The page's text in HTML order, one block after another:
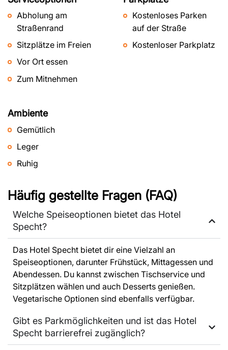
Abholung am
Straßenrand
Sitzplätze im Freien
Vor Ort essen
Zum Mitnehmen
Kostenloses Parken
auf der Straße
Kostenloser Parkplatz
Ambiente
Gemütlich
Leger
Ruhig
Häufig gestellte Fragen (FAQ)
Welche Speiseoptionen bietet das Hotel
Specht?
Das Hotel Specht bietet dir eine Vielzahl an
Speiseoptionen, darunter Frühstück, Mittagessen und
Abendessen. Du kannst zwischen Tischservice und
Sitzplätzen wählen und auch Desserts genießen.
Vegetarische Optionen sind ebenfalls verfügbar.
Gibt es Parkmöglichkeiten und ist das Hotel
Specht barrierefrei zugänglich?